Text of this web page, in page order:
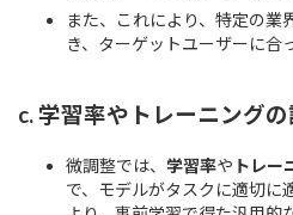
また、これにより、特定の業
き、ターゲットユーザーに合
c.学習率やトレーニングの
微調整では、 学習率や トレー
で、モデルがタスクに適切に